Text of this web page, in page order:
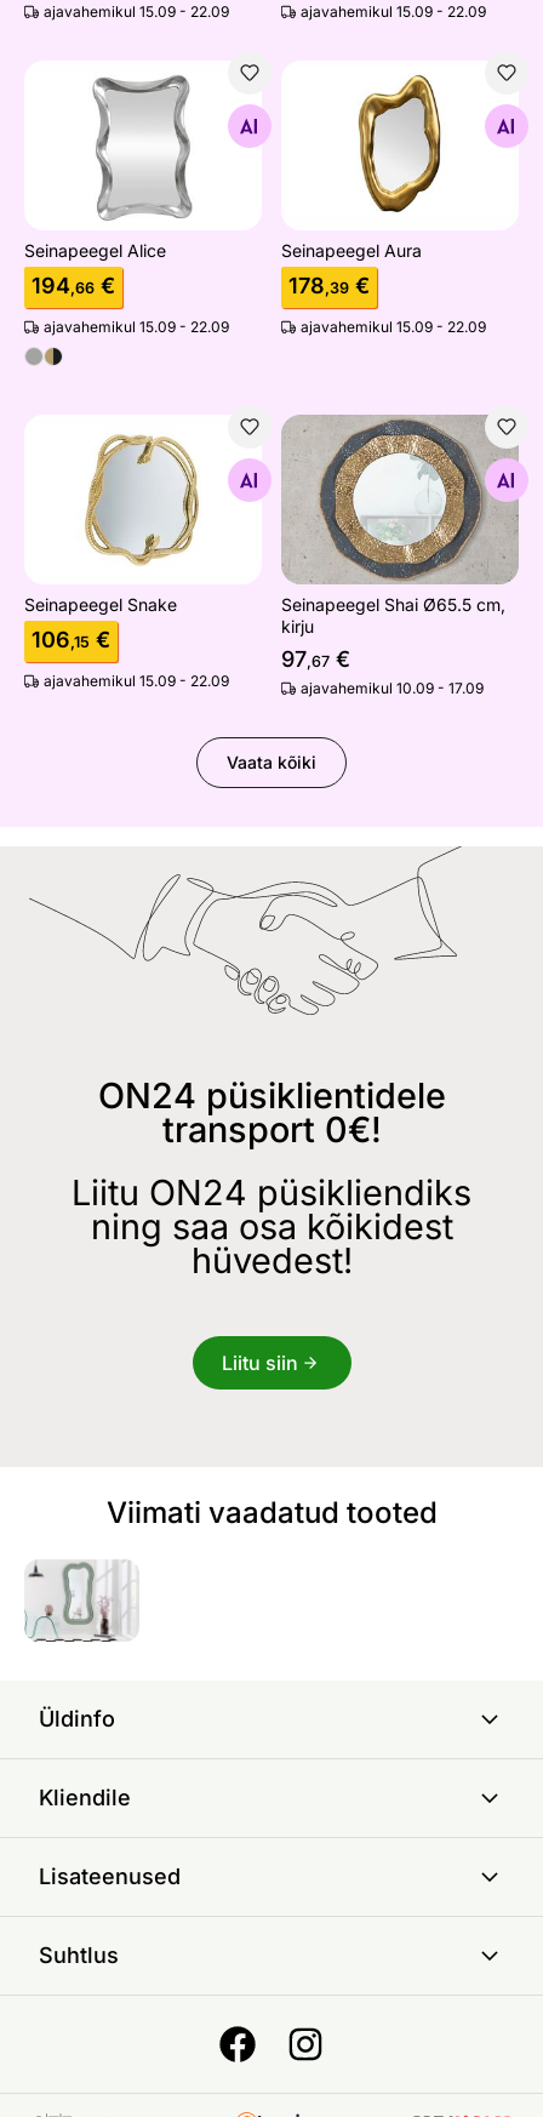
ajavahemikul 15.09 - 22.09 ajavahemikul 15.09 - 22.09
Seinapeegel Alice
Otsi sarnaseid
Seinapeegel Alice
194,66 €
ajavahemikul 15.09 - 22.09
Seinapeegel Aura
Otsi sarnaseid
Seinapeegel Aura
178,39 €
ajavahemikul 15.09 - 22.09
Seinapeegel Snake
Otsi sarnaseid
Seinapeegel Snake
106,15 €
ajavahemikul 15.09 - 22.09
Seinapeegel Shai Ø65.5
Otsi sarnaseid
Seinapeegel Shai Ø65.5 cm,
kirju
97,67 €
ajavahemikul 10.09 - 17.09
Vaata kõiki
ON24 püsiklientidele
transport 0€!
Liitu ON24 püsikliendiks
ning saa osa kõikidest
hüvedest!
Liitu siin
Viimati vaadatud tooted
Üldinfo
Kliendile
Lisateenused
Suhtlus